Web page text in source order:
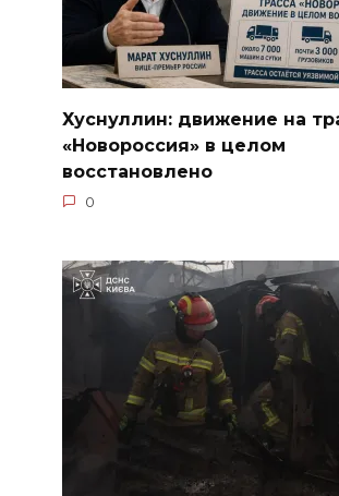
Хуснуллин: движение на
«Новороссия» в целом
восстановлено
0